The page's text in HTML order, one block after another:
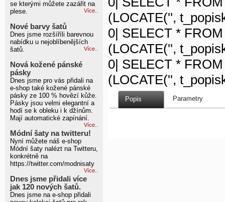
se kterými můžete zazářit na
plese.
Více..
Nové barvy šatů
Dnes jsme rozšíříli barevnou
nabídku u nejoblíbenějších
šatů.
Více..
Nová kožené pánské
pásky
Dnes jsme pro vás přidali na
e-shop také kožené pánské
pásky ze 100 % hovězí kůže.
Pásky jsou velmi elegantní a
hodí se k obleku i k džínům.
Mají automatické zapínání.
Více..
Módní šaty na twitteru!
Nyní můžete náš e-shop
Módní šaty nalézt na Twitteru,
konkrétně na
https://twitter.com/modnisaty
Více..
Dnes jsme přidali více
jak 120 nových šatů.
Dnes jsme na e-shop přidali
(LOCATE('',
0| SELECT *
(LOCATE('',
0| SELECT *
(LOCATE('',
Popis Parametry